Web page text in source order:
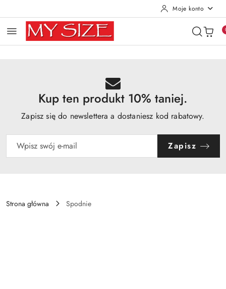
Moje konto
Kup ten produkt 10% taniej.
Zapisz się do newslettera a dostaniesz kod rabatowy.
Zapisz
Strona główna Spodnie